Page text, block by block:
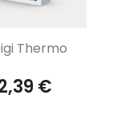
rapide
Thermo
€